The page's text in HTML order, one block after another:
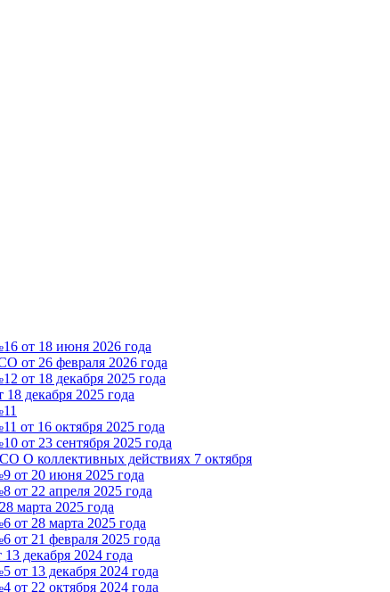
от 18 июня 2026 года
от 26 февраля 2026 года
от 18 декабря 2025 года
декабря 2025 года
от 16 октября 2025 года
от 23 сентября 2025 года
О коллективных действиях 7 октября
от 20 июня 2025 года
22 апреля 2025 года
марта 2025 года
28 марта 2025 года
21 февраля 2025 года
декабря 2024 года
13 декабря 2024 года
22 октября 2024 года